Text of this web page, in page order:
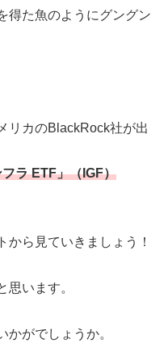
得た魚のようにグングン
リカのBlackRock社が出
ラ ETF」（IGF）
から見ていきましょう！
思います。
かがでしょうか。